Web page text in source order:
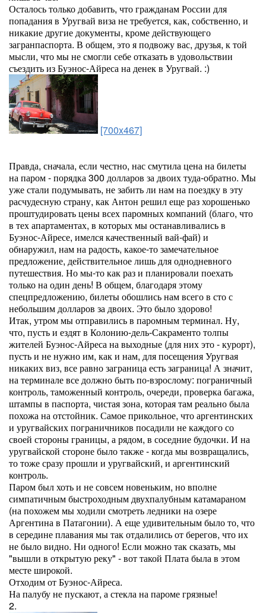
Осталось только добавить, что гражданам России для
попадания в Уругвай виза не требуется, как, собственно, и
никакие другие документы, кроме действующего
загранпаспорта. В общем, это я подвожу вас, друзья, к той
мысли, что мы не смогли себе отказать в удовольствии
съездить из Буэнос-Айреса на денек в Уругвай. :)
[700x467]
Правда, сначала, если честно, нас смутила цена на билеты
на паром - порядка 300 долларов за двоих туда-обратно. Мы
уже стали подумывать, не забить ли нам на поездку в эту
расчудесную страну, как Антон решил еще раз хорошенько
проштудировать цены всех паромных компаний (благо, что
в тех апартаментах, в которых мы останавливались в
Буэнос-Айресе, имелся качественный вай-фай) и
обнаружил, нам на радость, какое-то замечательное
предложение, действительное лишь для однодневного
путешествия. Но мы-то как раз и планировали поехать
только на один день! В общем, благодаря этому
спецпредложению, билеты обошлись нам всего в сто с
небольшим долларов за двоих. Это было здорово!
Итак, утром мы отправились в паромным терминал. Ну,
что, пусть и ездят в Колонию-дель-Сакраменто толпы
жителей Буэнос-Айреса на выходные (для них это - курорт),
пусть и не нужно им, как и нам, для посещения Уругвая
никаких виз, все равно заграница есть заграница! А значит,
на терминале все должно быть по-взрослому: пограничный
контроль, таможенный контроль, очереди, проверка багажа,
штампы в паспорта, чистая зона, которая там реально была
похожа на отстойник. Самое прикольное, что аргентинских
и уругвайских пограничников посадили не каждого со
своей стороны границы, а рядом, в соседние будочки. И на
уругвайской стороне было также - когда мы возвращались,
то тоже сразу прошли и уругвайский, и аргентинский
контроль.
Паром был хоть и не совсем новеньким, но вполне
симпатичным быстроходным двухпалубным катамараном
(на похожем мы ходили смотреть ледники на озере
Аргентина в Патагонии). А еще удивительным было то, что
в середине плавания мы так отдалились от берегов, что их
не было видно. Ни одного! Если можно так сказать, мы
"вышли в открытую реку" - вот такой Плата была в этом
месте широкой.
Отходим от Буэнос-Айреса.
На палубу не пускают, а стекла на пароме грязные!
2.